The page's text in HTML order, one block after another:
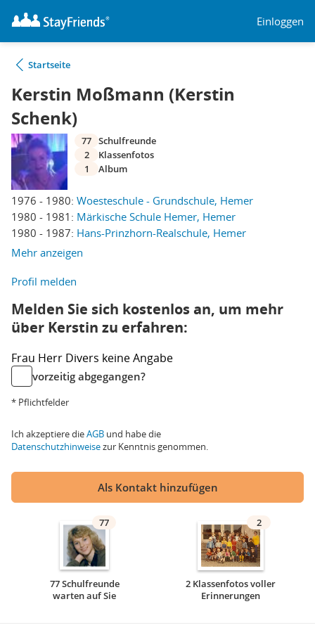
Einloggen
Startseite
Kerstin Moßmann (Kerstin
Schenk)
1976 - 1980: Woesteschule - Grundschule, Hemer
1980 - 1981: Märkische Schule Hemer, Hemer
1980 - 1987: Hans-Prinzhorn-Realschule, Hemer
Mehr anzeigen
77 Schulfreunde
2
Klassenfotos
1
Album
Profil melden
Melden Sie sich kostenlos an, um mehr
über Kerstin zu erfahren:
Frau Herr Divers keine Angabe
vorzeitig abgegangen?
* Pflichtfelder
Ich akzeptiere dieAGB und habe die
Datenschutzhinweisezur Kenntnis genommen.
Als Kontakt hinzufügen
77
77 Schulfreunde
warten auf Sie
2
2 Klassenfotos voller
Erinnerungen